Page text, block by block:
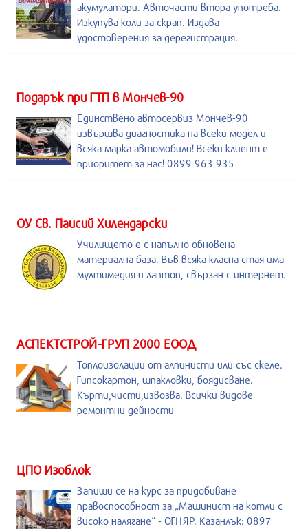
акумулатори. Авточасти втора употреба.
Изкупува коли за скрап. Издава
удостоверения за дерегистрация.
Подарък при ГТП в Мончев-90
Единствено автосервиз Мончев-90
извършва диагностика на всеки модел и
всяка марка автомобили! Всеки клиент е
приоритет за нас! 0899 963 935
ОУ Св. Паисий Хилендарски
Училището е с напълно обновена
материална база. Във всяка класна стая има
мултимедия и лаптоп, свързан с интернет.
АСПЕКТСТРОЙ-ГРУП 2000 ЕООД
Топлоизолации от алпинисти или със скеле.
Гипсокартон, шпакловки, боядисване.
Кърти,чисти,извозва. Всички видове
ремонтни дейности
ЦПО Изоблок
Запиши се на курс за придобиване
правоспособност за „Машинист на котли с
високо налягане“ - ОГНЯР. Казанлък: 0897